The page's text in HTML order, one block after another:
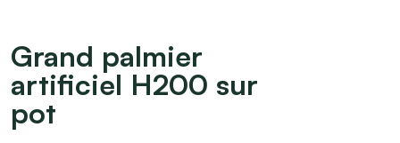
Grand palmier
artificiel H200 sur
pot